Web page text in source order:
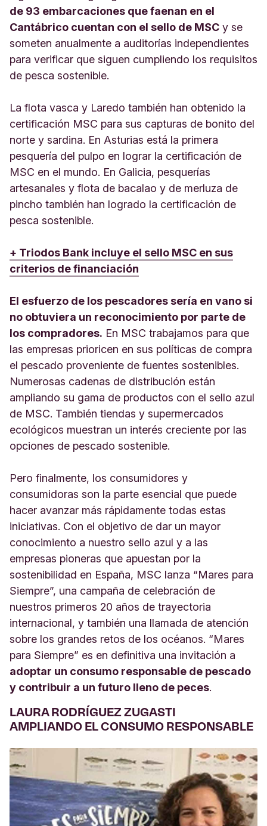
de 93 embarcaciones que faenan en el
Cantábrico cuentan con el sello de MSC y se
someten anualmente a auditorías independientes
para verificar que siguen cumpliendo los requisitos
de pesca sostenible.
La flota vasca y Laredo también han obtenido la
certificación MSC para sus capturas de bonito del
norte y sardina. En Asturias está la primera
pesquería del pulpo en lograr la certificación de
MSC en el mundo. En Galicia, pesquerías
artesanales y flota de bacalao y de merluza de
pincho también han logrado la certificación de
pesca sostenible.
+ Triodos Bank incluye el sello MSC en sus
criterios de financiación
El esfuerzo de los pescadores sería en vano si
no obtuviera un reconocimiento por parte de
los compradores. En MSC trabajamos para que
las empresas prioricen en sus políticas de compra
el pescado proveniente de fuentes sostenibles.
Numerosas cadenas de distribución están
ampliando su gama de productos con el sello azul
de MSC. También tiendas y supermercados
ecológicos muestran un interés creciente por las
opciones de pescado sostenible.
Pero finalmente, los consumidores y
consumidoras son la parte esencial que puede
hacer avanzar más rápidamente todas estas
iniciativas. Con el objetivo de dar un mayor
conocimiento a nuestro sello azul y a las
empresas pioneras que apuestan por la
sostenibilidad en España, MSC lanza “Mares para
Siempre”, una campaña de celebración de
nuestros primeros 20 años de trayectoria
internacional, y también una llamada de atención
sobre los grandes retos de los océanos. “Mares
para Siempre” es en definitiva una invitación a
adoptar un consumo responsable de pescado
y contribuir a un futuro lleno de peces.
LAURA RODRÍGUEZ ZUGASTI
AMPLIANDO EL CONSUMO RESPONSABLE